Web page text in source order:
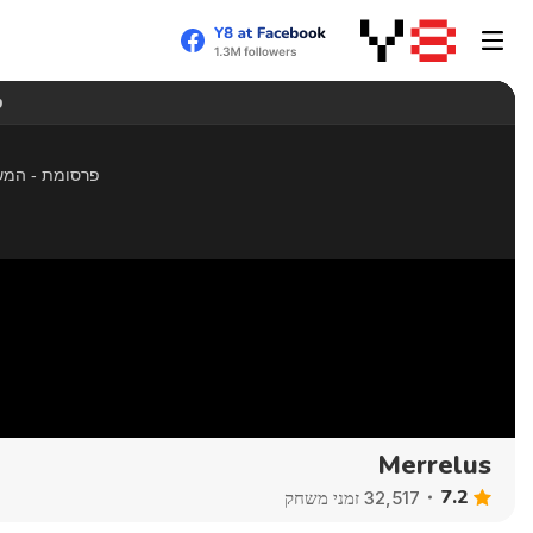
Merrelus
7.2 32,517 זמני משחק